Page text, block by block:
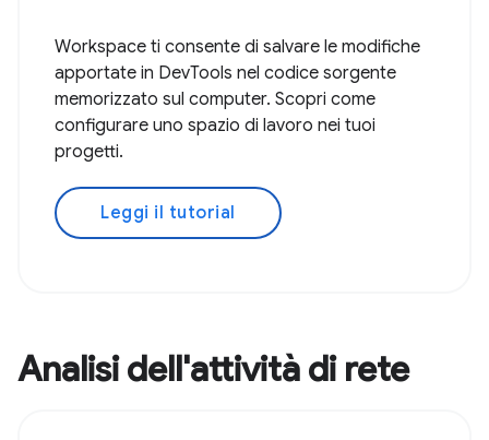
Workspace ti consente di salvare le modifiche
apportate in DevTools nel codice sorgente
memorizzato sul computer. Scopri come
configurare uno spazio di lavoro nei tuoi
progetti.
Leggi il tutorial
Analisi dell'attività di rete